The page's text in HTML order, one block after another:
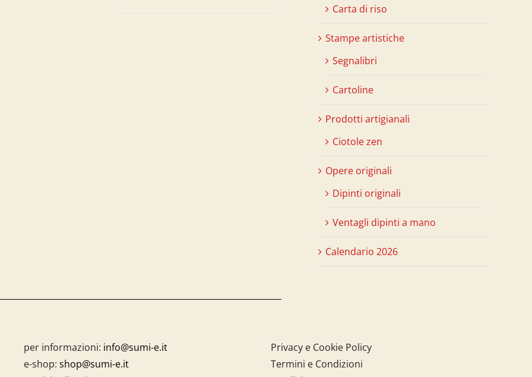
Carta di riso
Stampe artistiche
Segnalibri
Cartoline
Prodotti artigianali
Ciotole zen
Opere originali
Dipinti originali
Ventagli dipinti a mano
Calendario 2026
per informazioni: info@sumi-e.it
e-shop: shop@sumi-e.it
Privacy e Cookie Policy
Termini e Condizioni